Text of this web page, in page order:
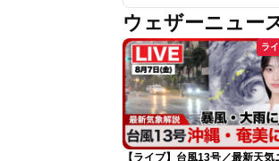
ウェザーニュー
ラ
【ライブ】台風13号／最新天気